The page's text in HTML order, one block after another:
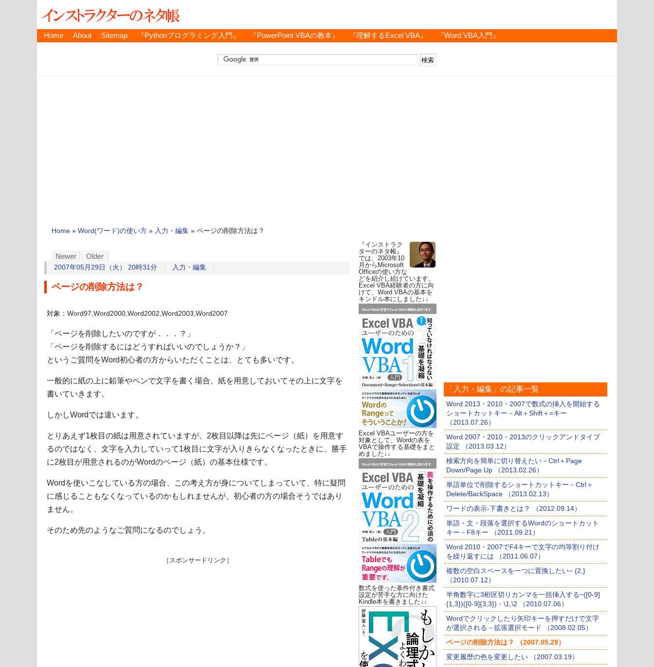
Home About Sitemap 『Pythonプログラミング入門』 『PowerPoint VBAの教本』 『理解するExcel VBA』 『Word VBA入門』
Home » Word(ワード)の使い方 » 入力・編集 » ページの削除方法は？
Newer Older
2007年05月29日（火） 20時31分 入力・編集
ページの削除方法は？
対象：Word97,Word2000,Word2002,Word2003,Word2007
「ページを削除したいのですが．．．？」
「ページを削除するにはどうすればいいのでしょうか？」
というご質問をWord初心者の方からいただくことは、とても多いです。
一般的に紙の上に鉛筆やペンで文字を書く場合、紙を用意しておいてその上に文字を
書いていきます。
しかしWordでは違います。
とりあえず1枚目の紙は用意されていますが、2枚目以降は先にページ（紙）を用意す
るのではなく、文字を入力していって1枚目に文字が入りきらなくなったときに、勝手
に2枚目が用意されるのがWordのページ（紙）の基本仕様です。
Wordを使いこなしている方の場合、この考え方が身についてしまっていて、特に疑問
に感じることもなくなっているのかもしれませんが、初心者の方の場合そうではあり
ません。
そのため先のようなご質問になるのでしょう。
［スポンサードリンク］
『インストラク
ターのネタ帳』
では、2003年10
月からMicrosoft
Officeの使い方な
どを紹介し続けています。
Excel VBA経験者の方に向
けて、Word VBAの基本を
キンドル本にしました↓↓
Excel VBAユーザーの方を
対象として、Wordの表を
VBAで操作する基礎をまと
めました↓↓
数式を使った条件付き書式
設定が苦手な方に向けた
Kindle本を書きました↓↓
「入力・編集」の記事一覧
Word 2013・2010・2007で数式の挿入を開始する
ショートカットキー－Alt＋Shift＋=キー
（2013.07.26）
Word 2007・2010・2013のクリックアンドタイプ
設定 （2013.03.12）
検索方向を簡単に切り替えたい－Ctrl＋Page
Down/Page Up （2013.02.26）
単語単位で削除するショートカットキー－Ctrl＋
Delete/BackSpace （2013.02.13）
ワードの表示-下書きとは？ （2012.09.14）
単語・文・段落を選択するWordのショートカット
キー－F8キー （2011.09.21）
Word 2010・2007でF4キーで文字の均等割り付け
を繰り返すには （2011.06.07）
複数の空白スペースを一つに置換したい− {2,}
（2010.07.12）
半角数字に3桁区切りカンマを一括挿入する−([0-9]
{1,3})([0-9]{3,3})・\1,\2 （2010.07.06）
Wordでクリックしたり矢印キーを押すだけで文字
が選択される－拡張選択モード （2008.02.05）
ページの削除方法は？ （2007.05.29）
変更履歴の色を変更したい （2007.03.19）